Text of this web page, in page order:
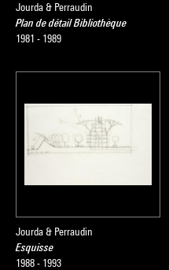
Jourda & Perraudin
Plan de détail Bibliothèque
1981 - 1989
Jourda & Perraudin
Esquisse
1988 - 1993